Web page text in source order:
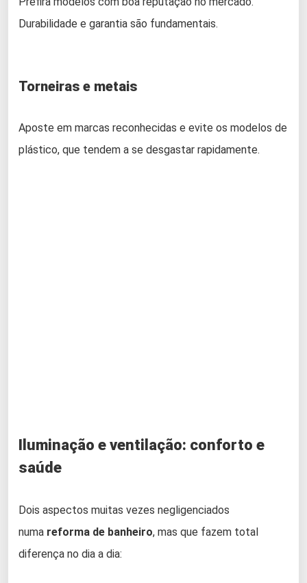
Durabilidade e garantia são fundamentais.
Torneiras e metais
Aposte em marcas reconhecidas e evite os modelos de
plástico, que tendem a se desgastar rapidamente.
Iluminação e ventilação: conforto e
saúde
Dois aspectos muitas vezes negligenciados
numa reforma de banheiro, mas que fazem total
diferença no dia a dia: